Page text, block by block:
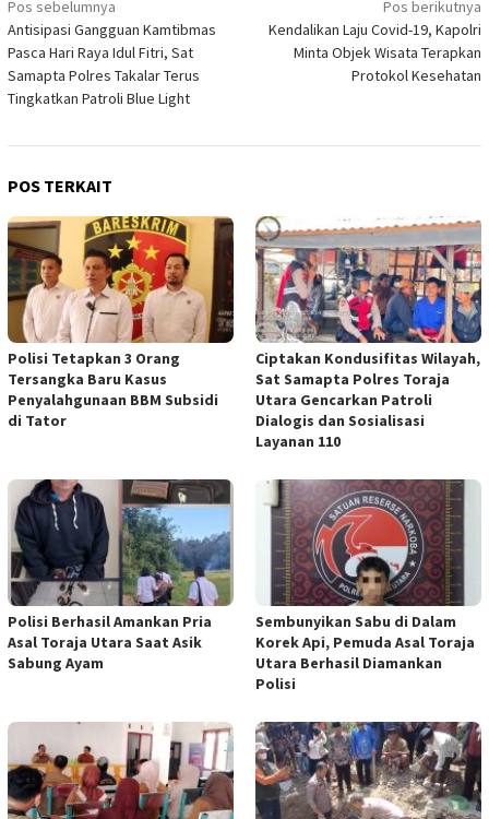
Navigasi
pos
Pos sebelumnya
Antisipasi Gangguan Kamtibmas
Pasca Hari Raya Idul Fitri, Sat
Samapta Polres Takalar Terus
Tingkatkan Patroli Blue Light
Pos berikutnya
Kendalikan Laju Covid-19, Kapolri
Minta Objek Wisata Terapkan
Protokol Kesehatan
POS TERKAIT
Polisi Tetapkan 3 Orang
Tersangka Baru Kasus
Penyalahgunaan BBM Subsidi
di Tator
Ciptakan Kondusifitas Wilayah,
Sat Samapta Polres Toraja
Utara Gencarkan Patroli
Dialogis dan Sosialisasi
Layanan 110
Polisi Berhasil Amankan Pria
Asal Toraja Utara Saat Asik
Sabung Ayam
Sembunyikan Sabu di Dalam
Korek Api, Pemuda Asal Toraja
Utara Berhasil Diamankan
Polisi